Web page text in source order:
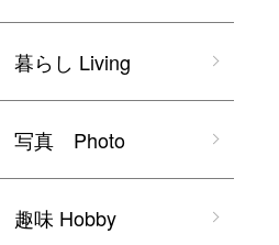
暮らし Living
写真 Photo
趣味 Hobby